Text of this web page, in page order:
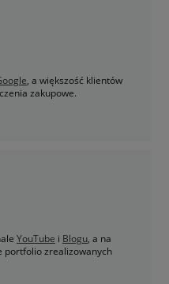
, a większość klientów
zakupowe.
YouTube i Blogu, a na
portfolio zrealizowanych